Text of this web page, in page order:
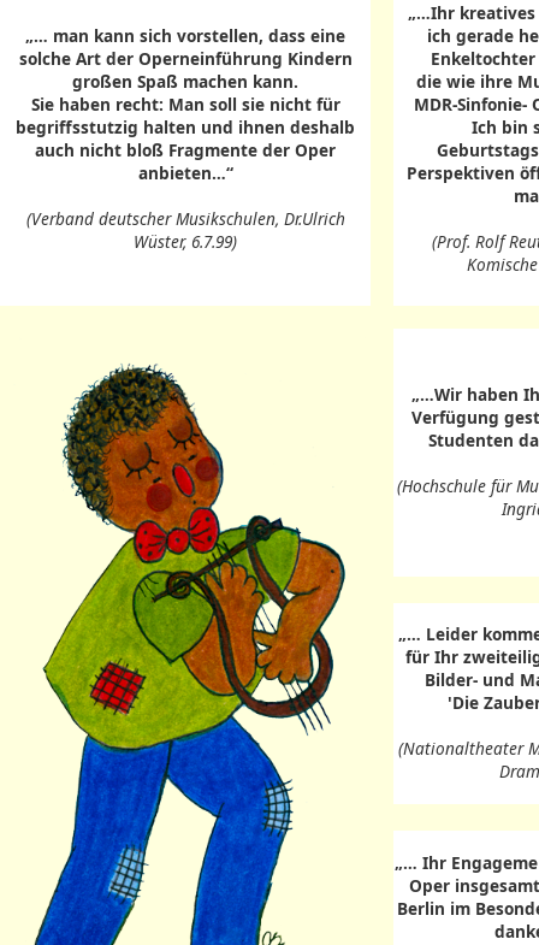
„… man kann sich vorstellen, dass eine
solche Art der Operneinführung Kindern
großen Spaß machen kann.
Sie haben recht: Man soll sie nicht für
begriffsstutzig halten und ihnen deshalb
auch nicht bloß Fragmente der Oper
anbieten…“
(Verband deutscher Musikschulen, Dr.Ulrich
Wüster, 6.7.99)
„…Ihr kreatives
ich gerade
die wie ihre
MDR-
Ich bin
Perspektiven
(Prof. Rolf
„…Wir haben
Verfügung
Studenten
(Hochschule für
„… Leider
für Ihr
Bilder- und
'Die
(Nationaltheater
„… Ihr
Oper
Berlin im